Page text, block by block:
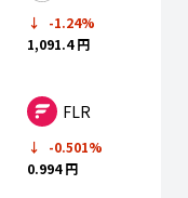
-1.24%
1,091.4 円
FLR
-0.501%
0.994 円